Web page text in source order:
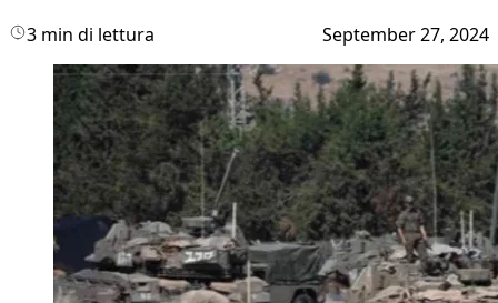
3 min di lettura September 27, 2024